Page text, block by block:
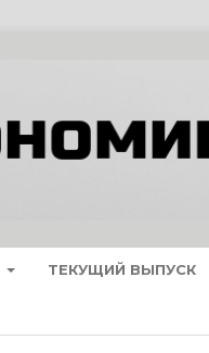
ТЕКУЩИЙ ВЫПУСК